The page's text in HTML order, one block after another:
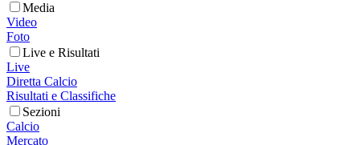
Media
Video
Foto
Live e Risultati
Live
Diretta Calcio
Risultati e Classifiche
Sezioni
Calcio
Mercato